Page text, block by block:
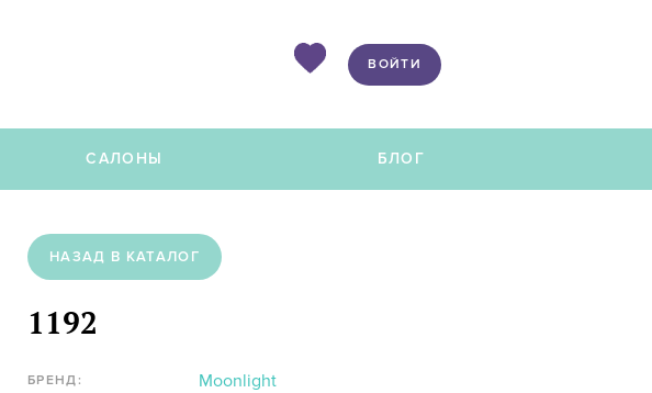
ВОЙТИ
САЛОНЫ БЛОГ
НАЗАД В КАТАЛОГ
1192
БРЕНД: Moonlight